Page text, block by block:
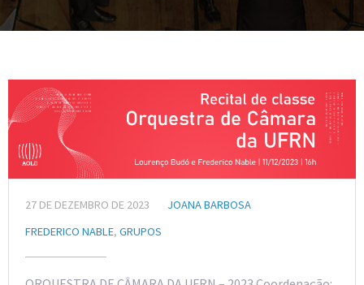
27 DE DEZEMBRO DE 2023
JOANA BARBOSA
FREDERICO NABLE, GRUPOS